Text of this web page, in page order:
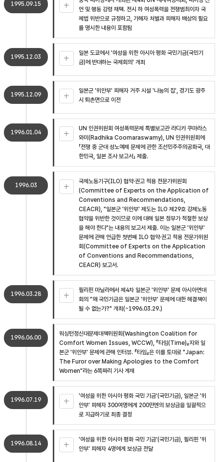
1995.09.15
언 및 행동 강령 채택. 전시 하 여성폭력을 전쟁범죄이자 국
제법 위반으로 규정하고, 가해자 처벌과 피해자 배상의 필요
를 명시한 내용이 포함됨
1995.12.03
일본 도쿄에서 '여성을 위한 아시아 평화 국민기금(국민기
금)에 반대하는 국제회의' 개최
1995.12.09
일본군 '위안부' 피해자 거주 시설 '나눔의 집', 경기도 광주
시 퇴촌면으로 이전
1996.01.04
UN 인권위원회 여성폭력문제 특별보고관 라디카 쿠마라스
와미(Radhika Coomaraswamy), UN 인권위원회에
「전쟁 중 군대 성노예제 문제에 관한 조선민주주의공화국, 대
한민국, 일본 조사 보고서」 제출.
1996.03
국제노동기구(ILO) 협약·권고 적용 전문가위원회
(Committee of Experts on the Application of
Conventions and Recommendations,
CEACR), "일본군 '위안부' 제도는 ILO 제29호 강제노동
협약을 위반한 것이므로 이에 대해 일본 정부가 적절한 보상
을 해야 한다"는 내용의 보고서 제출. 이는 일본군 '위안부'
문제에 관해 언급한 첫번째 ILO 협약·권고 적용 전문가위원
회(Committee of Experts on the Application
of Conventions and Recommendations,
CEACR) 보고서.
1996.03.28
필리핀 마닐라에서 제4차 일본군 '위안부' 문제 아시아연대
회의 "왜 국민기금은 일본군 '위안부' 문제에 대한 해결책이
될 수 없는가?" 개최(~1996.03.29.)
1996.06.00
워싱턴정신대문제대책위원회(Washington Coalition for
Comfort Women Issues, WCCW), 『타임(Time)』지와 일
본군 '위안부' 문제에 관해 인터뷰. 『타임』은 이를 토대로 "Japan:
The Furor over Making Apologies to the Comfort
Women"라는 6쪽짜리 기사 게재
1996.07.19
'여성을 위한 아시아 평화 국민 기금'(국민기금), 일본군 '위
안부' 피해자 300여명에게 200만엔의 보상금을 일괄적으
로 지급하기로 최종 결정
1996.08.14
'여성을 위한 아시아 평화 국민 기금'(국민기금), 필리핀 '위
안부' 피해자 4명에게 보상금 전달